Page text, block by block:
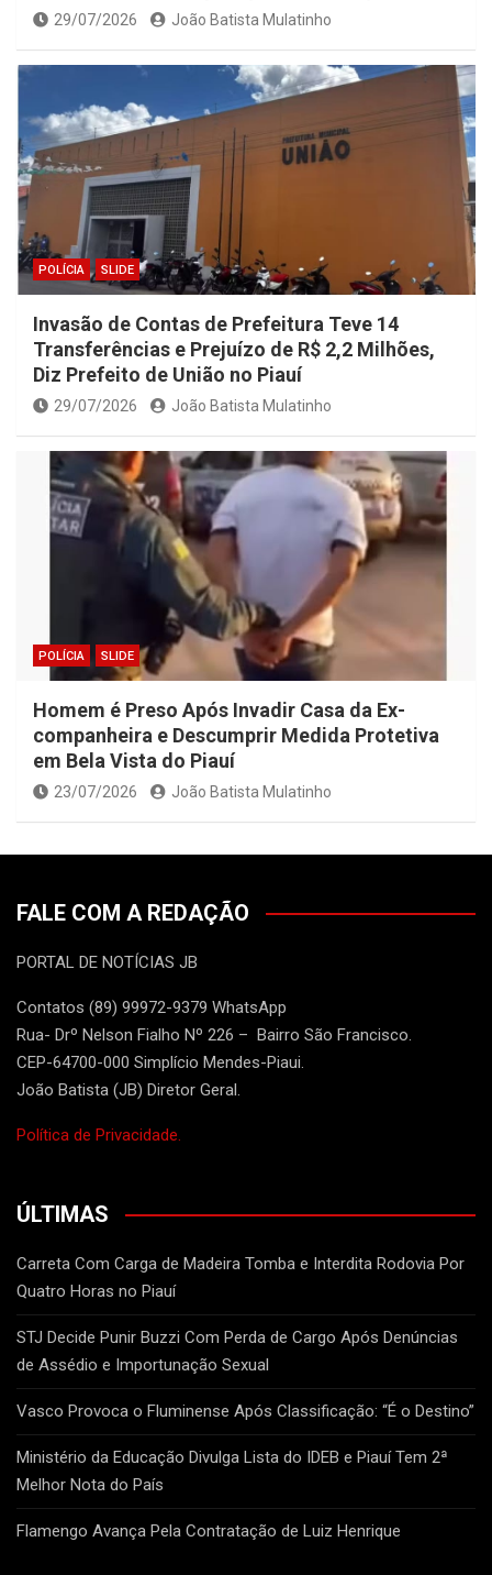
29/07/2026 João Batista Mulatinho
POLÍCIA SLIDE
Invasão de Contas de Prefeitura Teve 14
Transferências e Prejuízo de R$ 2,2 Milhões,
Diz Prefeito de União no Piauí
29/07/2026 João Batista Mulatinho
POLÍCIA SLIDE
Homem é Preso Após Invadir Casa da Ex-
companheira e Descumprir Medida Protetiva
em Bela Vista do Piauí
23/07/2026 João Batista Mulatinho
FALE COM A REDAÇÃO
PORTAL DE NOTÍCIAS JB
Contatos (89) 99972-9379 WhatsApp
Rua- Drº Nelson Fialho Nº 226 – Bairro São Francisco.
CEP-64700-000 Simplício Mendes-Piaui.
João Batista (JB) Diretor Geral.
Política de Privacidade.
ÚLTIMAS
Carreta Com Carga de Madeira Tomba e Interdita Rodovia Por
Quatro Horas no Piauí
STJ Decide Punir Buzzi Com Perda de Cargo Após Denúncias
de Assédio e Importunação Sexual
Vasco Provoca o Fluminense Após Classificação: “É o Destino”
Ministério da Educação Divulga Lista do IDEB e Piauí Tem 2ª
Melhor Nota do País
Flamengo Avança Pela Contratação de Luiz Henrique